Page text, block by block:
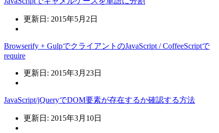
更新日: 2015年5月2日
Browserify + GulpでクライアントのJavaScript / CoffeeScriptで
require
更新日: 2015年3月23日
JavaScript/jQueryでDOM要素が存在するか確認する方法
更新日: 2015年3月10日